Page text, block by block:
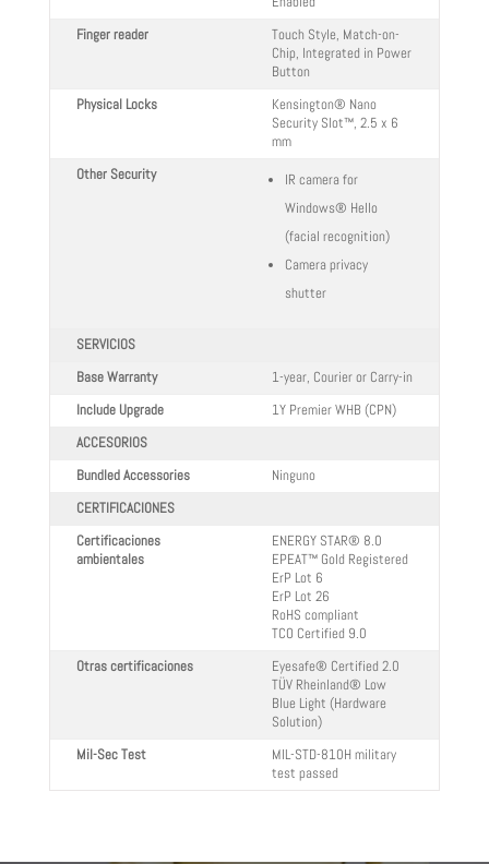
Finger reader
Touch Style, Match-on-
Chip, Integrated in Power
Button
Physical Locks
Kensington® Nano
Security Slot™, 2.5 x 6
mm
Other Security
IR camera for
Windows® Hello
(facial recognition)
Camera privacy
shutter
SERVICIOS
Base Warranty
1-year, Courier or Carry-in
Include Upgrade
1Y Premier WHB (CPN)
ACCESORIOS
Bundled Accessories
Ninguno
CERTIFICACIONES
Certificaciones
ambientales
ENERGY STAR® 8.0
EPEAT™ Gold Registered
ErP Lot 6
ErP Lot 26
RoHS compliant
TCO Certified 9.0
Otras certificaciones
Eyesafe® Certified 2.0
TÜV Rheinland® Low
Blue Light (Hardware
Solution)
Mil-Sec Test
MIL-STD-810H military
test passed